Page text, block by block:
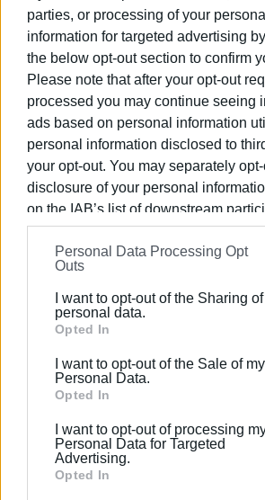
parties, or processing of your
information for targeted advertising
the below opt-out section to confirm
Please note that after your opt-out
processed you may continue seeing
ads based on personal information
personal information disclosed to
your opt-out. You may separately
disclosure of your personal
on the IAB’s list of downstream
information may also be disclosed
on theIAB’s List of Downstream
further disclose it to other third parties.
Please note that this website/app
Google services and may gather and
behaviour. You may click to grant or
Google and its third-party tags to use
section.
Personal Data Processing Opt
Outs
I want to opt-out of the Sharing
personal data.
Opted In
I want to opt-out of the Sale of my
Personal Data.
Opted In
I want to opt-out of processing
Personal Data for Targeted
Advertising.
Opted In
Γραμμένος Π., Ψαρράς Ν., Παπαδάτος
Μακρής Β., Ρουβάς Φ., Βλαστός Στ.,
Κωνστάντης Σπ., Jorns J.. Επίσης
ανανεώσεις τριών ακόμη παικτών
μεταγραφών για να ολοκληρωθεί το
Η νεανική Όλυμπος Β΄, έχει ξεκινήσει
της κινήσεις, οι οποίες θα
εβδομάδας.
Κέρκυρα 17/8/2025
Δελτίο τύπου
ΦΩΤΟ@ ΑΠΣ Όλυμπος, έτοιμοι οι
προετοιμάσουν τις ομάδες του
τη νέα σεζόν.
Εμφανίσεις: 141
Ακολουθήστε το enimerosi στο